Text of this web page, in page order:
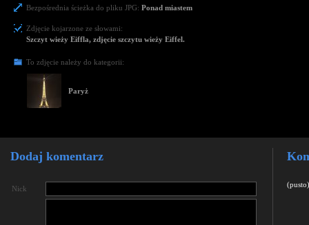
Bezpośrednia ścieżka do pliku JPG: Ponad miastem
Zdjęcie kojarzone ze słowami:
Szczyt wieży Eiffla, zdjęcie szczytu wieży Eiffel.
To zdjęcie należy do kategorii:
Paryż
Dodaj komentarz
Nick (pusto)